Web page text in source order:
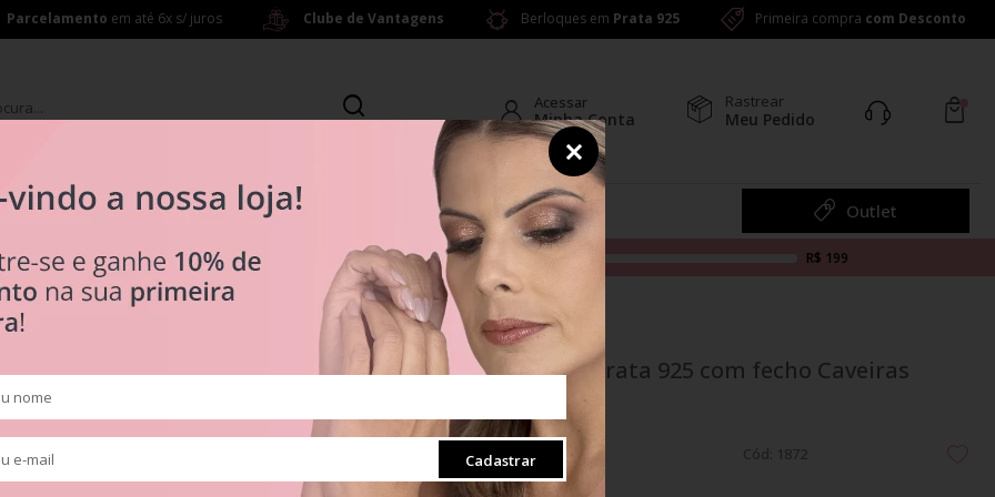
Parcelamento em até 6x s/ juros Clube de Vantagens Berloques em Prata 925 Primeira compra com Desconto
Acessar
Minha Conta
Rastrear
Meu Pedido
Tipos
Clipes
Pingentes
Radiante
Brincos Colar Outlet
a partir de R$ 199,00 R$ 199
Pulseira Prata 925 com fecho Caveiras
Cód: 1872
Cadastrar